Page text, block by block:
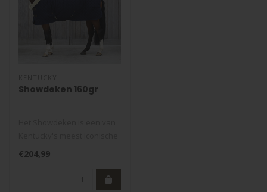
Showdeken 160gr
producten. Het deken werd
€204,99